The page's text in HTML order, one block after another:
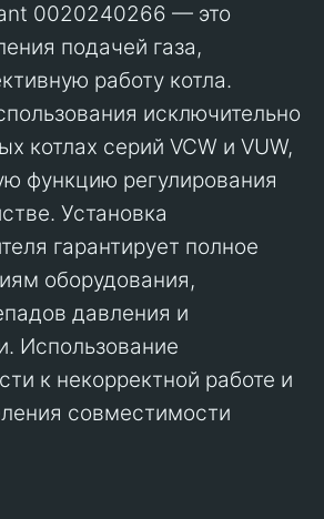
0020240266 — это
подачей газа,
работу котла.
исключительно
котлах серий VCW и VUW,
функцию регулирования
Установка
гарантирует полное
оборудования,
давления и
Использование
к некорректной работе и
совместимости